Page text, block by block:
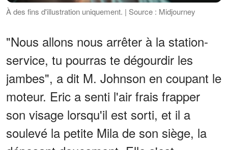
À des fins d'illustration uniquement. | Source : Midjourney
"Nous allons nous arrêter à la station-
service, tu pourras te dégourdir les
jambes", a dit M. Johnson en coupant le
moteur. Eric a senti l'air frais frapper
son visage lorsqu'il est sorti, et il a
soulevé la petite Mila de son siège, la